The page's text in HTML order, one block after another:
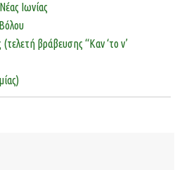
Ιωνίας
βράβευσης “Καν ‘το ν’